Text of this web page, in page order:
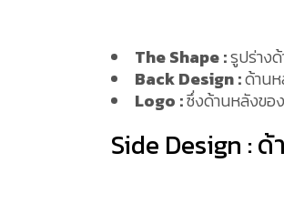
The Shape :รูปร่าง
Back Design :ด้านห
Logo :ซึ่งด้านหลังขอ
Side Design : ด้